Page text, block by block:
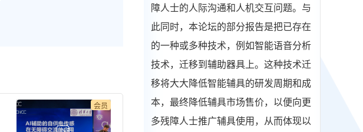
会员
障人士的人际沟通和人机交互问题。与
此同时，本论坛的部分报告是把已存在
的一种或多种技术，例如智能语音分析
技术，迁移到辅助器具上。这种技术迁
移将大大降低智能辅具的研发周期和成
本，最终降低辅具市场售价，以便向更
多残障人士推广辅具使用，从而体现以